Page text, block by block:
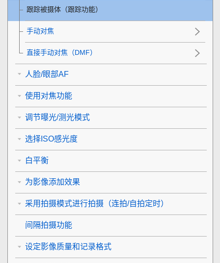
跟踪被摄体（跟踪功能）
手动对焦
直接手动对焦（DMF）
人脸/眼部AF
使用对焦功能
调节曝光/测光模式
选择ISO感光度
白平衡
为影像添加效果
采用拍摄模式进行拍摄（连拍/自拍定时）
间隔拍摄功能
设定影像质量和记录格式